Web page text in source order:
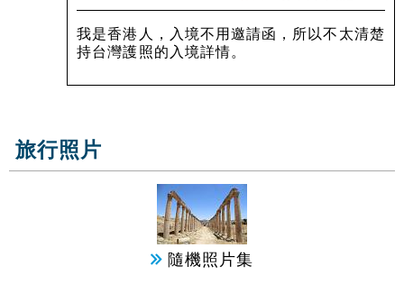
我是香港人，入境不用邀請函，所以不太清楚
持台灣護照的入境詳情。
旅行照片
隨機照片集